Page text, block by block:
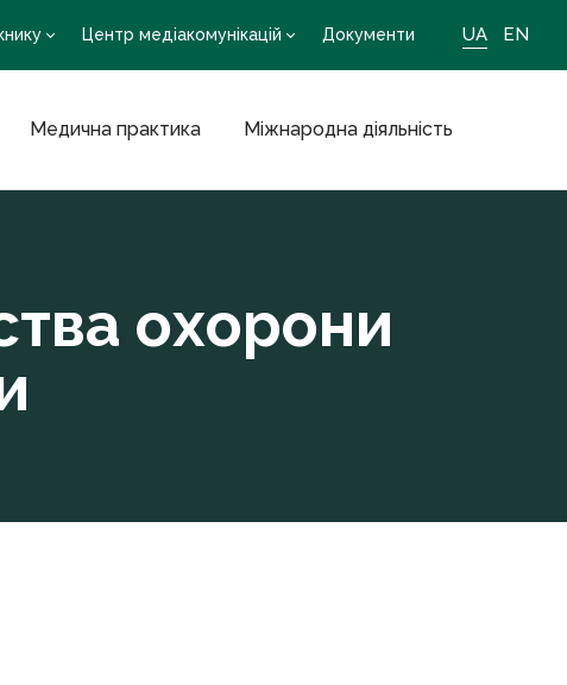
Центр медіакомунікацій Документи UA EN
Медична практика Міжнародна діяльність
охорони